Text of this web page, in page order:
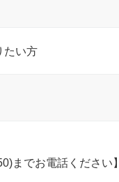
たい方
までお電話ください】